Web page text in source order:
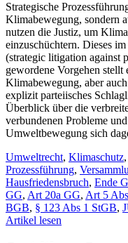
Strategische
Klimabewegung, sondern
nutzen die Justiz, um
einzuschüchtern. Dieses
(strategic litigation against
gewordene Vorgehen
Klimabewegung, aber
explizit parteiisches
Überblick über die
verbundenen Probleme
Umweltbewegung sich
Umweltrecht, Klimaschutz,
Prozessführung,
Hausfriedensbruch, Ende
GG, Art 20a GG, Art 5
BGB, § 123 Abs 1 StGB,
Artikel lesen